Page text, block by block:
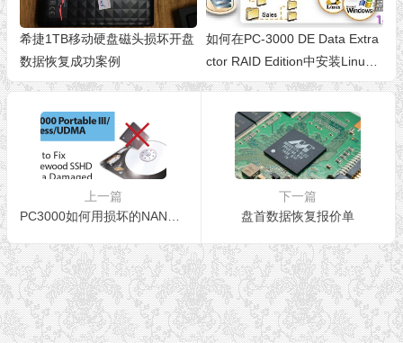
希捷1TB移动硬盘磁头损坏开盘
数据恢复成功案例
如何在PC-3000 DE Data Extra
ctor RAID Edition中安装Linux i
SCSI服务器的虚拟机
上一篇
下一篇
盘首数据恢复报价单